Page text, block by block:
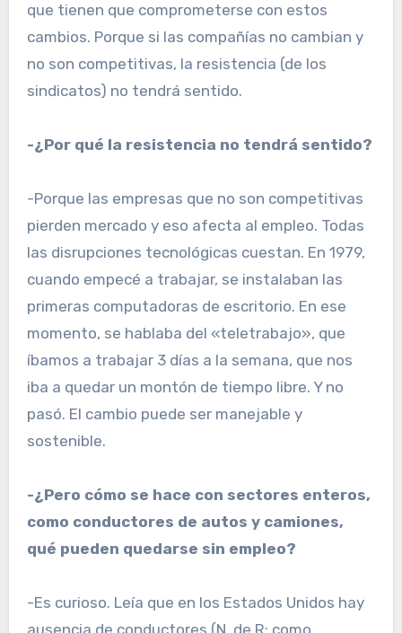
que tienen que comprometerse con estos
cambios. Porque si las compañías no cambian y
no son competitivas, la resistencia (de los
sindicatos) no tendrá sentido.
-¿Por qué la resistencia no tendrá sentido?
-Porque las empresas que no son competitivas
pierden mercado y eso afecta al empleo. Todas
las disrupciones tecnológicas cuestan. En 1979,
cuando empecé a trabajar, se instalaban las
primeras computadoras de escritorio. En ese
momento, se hablaba del «teletrabajo», que
íbamos a trabajar 3 días a la semana, que nos
iba a quedar un montón de tiempo libre. Y no
pasó. El cambio puede ser manejable y
sostenible.
-¿Pero cómo se hace con sectores enteros,
como conductores de autos y camiones,
qué pueden quedarse sin empleo?
-Es curioso. Leía que en los Estados Unidos hay